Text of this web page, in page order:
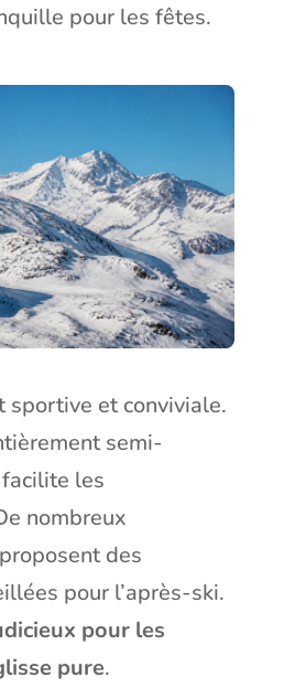
pour les fêtes.
sportive et conviviale.
semi-
les
nombreux
des
pour l’après-ski.
pour les
pure.